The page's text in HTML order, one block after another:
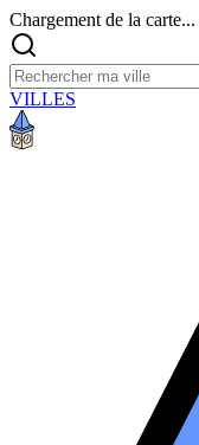
Chargement de la carte...
VILLES